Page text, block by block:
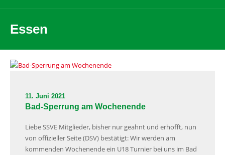
Essen
11. Juni 2021
Bad-Sperrung am Wochenende
Liebe SSVE Mitglieder, bisher nur geahnt und erhofft, nun
von offizieller Seite (DSV) bestätigt: Wir werden am
kommenden Wochenende ein U18 Turnier bei uns im Bad